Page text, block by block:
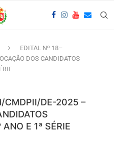
EDITAL Nº 18–
DOS CANDIDATOS
CMDPII/DE-2025 –
E 1ª SÉRIE